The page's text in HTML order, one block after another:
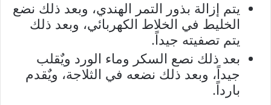
يتم إزالة بذور التمر الهندي، وبعد ذلك نضع
الخليط في الخلاط الكهربائي، وبعد ذلك
يتم تصفيته جيداً.
بعد ذلك نصع السكر وماء الورد ويٌقلب
جيداً، وبعد ذلك نضعه في الثلاجة، ويٌقدم
بارداً.